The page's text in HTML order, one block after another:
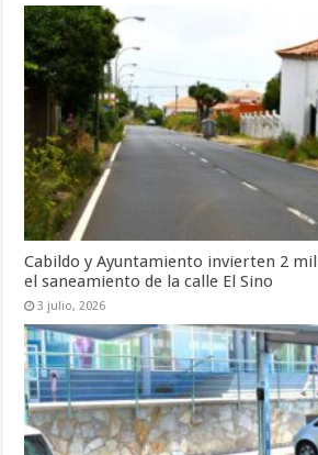
Cabildo y Ayuntamiento invierten 2
el saneamiento de la calle El Sino
3 julio, 2026